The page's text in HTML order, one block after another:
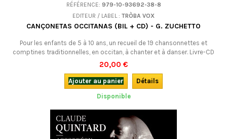
RÉFÉRENCE: 979-10-93692-38-8
EDITEUR / LABEL : TRÒBA VOX
CANÇONETAS OCCITANAS (BIL + CD) - G. ZUCHETTO
Pour les enfants de 5 à 10 ans, un recueil de 19 chansonnettes et
comptines traditionnelles, en occitan, à chanter et à danser. Livre-CD
bilingue.
20,00 €
Ajouter au panier
Détails
Disponible